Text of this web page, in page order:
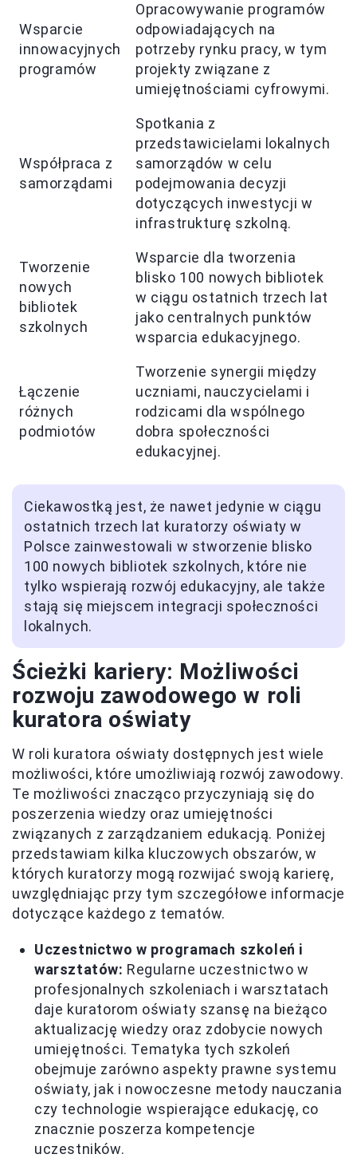
Wsparcie
innowacyjnych
programów
Opracowywanie programów
odpowiadających na
potrzeby rynku pracy, w tym
projekty związane z
umiejętnościami cyfrowymi.
Współpraca z
samorządami
Spotkania z
przedstawicielami lokalnych
samorządów w celu
podejmowania decyzji
dotyczących inwestycji w
infrastrukturę szkolną.
Tworzenie
nowych
bibliotek
szkolnych
Wsparcie dla tworzenia
blisko 100 nowych bibliotek
w ciągu ostatnich trzech lat
jako centralnych punktów
wsparcia edukacyjnego.
Łączenie
różnych
podmiotów
Tworzenie synergii między
uczniami, nauczycielami i
rodzicami dla wspólnego
dobra społeczności
edukacyjnej.
Ciekawostką jest, że nawet jedynie w ciągu
ostatnich trzech lat kuratorzy oświaty w
Polsce zainwestowali w stworzenie blisko
100 nowych bibliotek szkolnych, które nie
tylko wspierają rozwój edukacyjny, ale także
stają się miejscem integracji społeczności
lokalnych.
Ścieżki kariery: Możliwości
rozwoju zawodowego w roli
kuratora oświaty
W roli kuratora oświaty dostępnych jest wiele
możliwości, które umożliwiają rozwój zawodowy.
Te możliwości znacząco przyczyniają się do
poszerzenia wiedzy oraz umiejętności
związanych z zarządzaniem edukacją. Poniżej
przedstawiam kilka kluczowych obszarów, w
których kuratorzy mogą rozwijać swoją karierę,
uwzględniając przy tym szczegółowe informacje
dotyczące każdego z tematów.
Uczestnictwo w programach szkoleń i
warsztatów: Regularne uczestnictwo w
profesjonalnych szkoleniach i warsztatach
daje kuratorom oświaty szansę na bieżąco
aktualizację wiedzy oraz zdobycie nowych
umiejętności. Tematyka tych szkoleń
obejmuje zarówno aspekty prawne systemu
oświaty, jak i nowoczesne metody nauczania
czy technologie wspierające edukację, co
znacznie poszerza kompetencje
uczestników.